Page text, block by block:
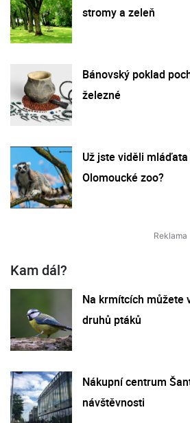
stromy a zeleň
Bánovský poklad
železné
Už jste viděli
Olomoucké zoo?
Kam dál?
Na krmítcích můžete
druhů ptáků
Nákupní centrum
návštěvnosti